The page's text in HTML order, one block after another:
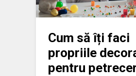
Cum să îți faci
propriile
pentru